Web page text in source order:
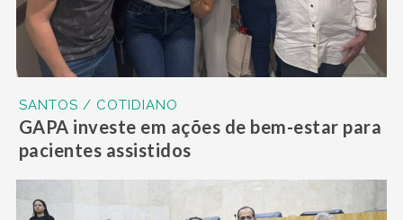
SANTOS / COTIDIANO
GAPA investe em ações de bem-estar para
pacientes assistidos